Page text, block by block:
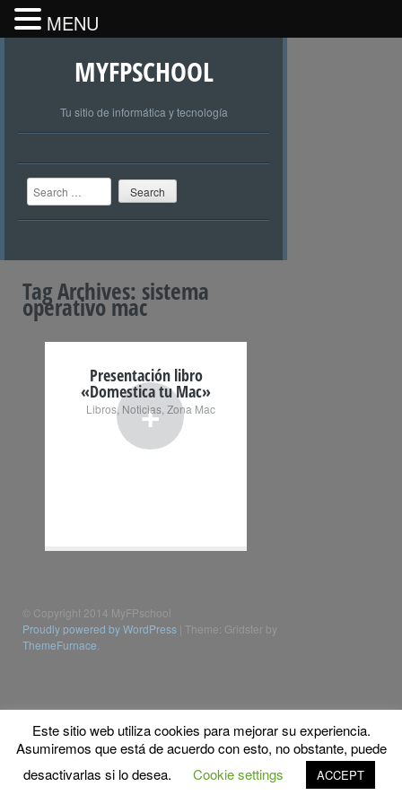
MYFPSCHOOL
Tu sitio de informática y tecnología
Search
Tag Archives: sistema
operativo mac
+
Presentación libro
«Domestica tu Mac»
Libros, Noticias, Zona Mac
© Copyright 2014 MyFPschool
Proudly powered by WordPress Theme: Gridster by
ThemeFurnace
Este sitio web utiliza cookies para mejorar su experiencia.
Asumiremos que está de acuerdo con esto, no obstante, puede
desactivarlas si lo desea.
Cookie settings ACCEPT
MENU